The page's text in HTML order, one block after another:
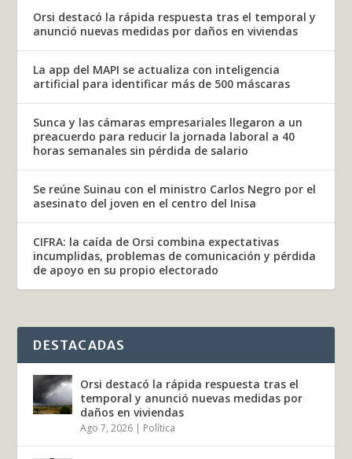
Orsi destacó la rápida respuesta tras el temporal y
anunció nuevas medidas por daños en viviendas
La app del MAPI se actualiza con inteligencia
artificial para identificar más de 500 máscaras
Sunca y las cámaras empresariales llegaron a un
preacuerdo para reducir la jornada laboral a 40
horas semanales sin pérdida de salario
Se reúne Suinau con el ministro Carlos Negro por el
asesinato del joven en el centro del Inisa
CIFRA: la caída de Orsi combina expectativas
incumplidas, problemas de comunicación y pérdida
de apoyo en su propio electorado
DESTACADAS
Orsi destacó la rápida respuesta tras el
temporal y anunció nuevas medidas por
daños en viviendas
Ago 7, 2026 Política